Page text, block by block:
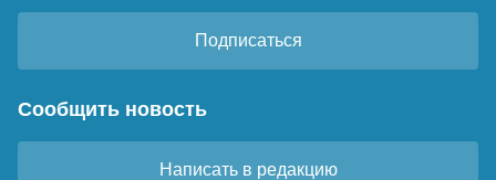
Подписаться
Сообщить новость
Написать в редакцию